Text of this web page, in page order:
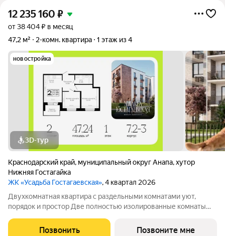
12 235 160 ₽
от 38 404 ₽ в месяц
47,2 м²
2-комн. квартира 1 этаж из 4
новостройка
3D-тур
Краснодарский край, муниципальный округ Анапа,хутор
Нижняя Гостагайка
ЖК «Усадьба Гостагаевская», 4 квартал 2026
Двухкомнатная квартира с раздельными комнатами уют,
порядок и простор Две полностью изолированные комнаты
гостиная, кабинет или детская решать вам. Отдельная кухня
Позвонить Позвоните мне